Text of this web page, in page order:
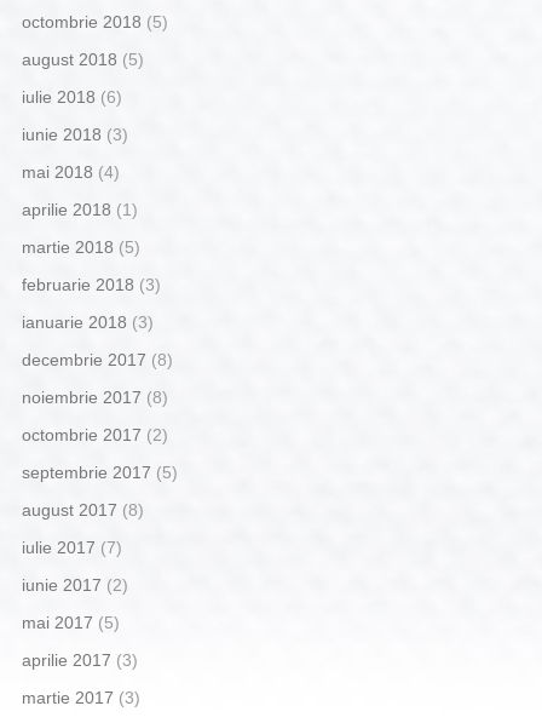
octombrie 2018 (5)
august 2018 (5)
iulie 2018 (6)
iunie 2018 (3)
mai 2018 (4)
aprilie 2018 (1)
martie 2018 (5)
februarie 2018 (3)
ianuarie 2018 (3)
decembrie 2017 (8)
noiembrie 2017 (8)
octombrie 2017 (2)
septembrie 2017 (5)
august 2017 (8)
iulie 2017 (7)
iunie 2017 (2)
mai 2017 (5)
aprilie 2017 (3)
martie 2017 (3)